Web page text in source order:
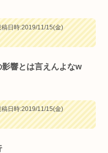
日時:2019/11/15(金)
響とは言えんよなw
日時:2019/11/15(金)